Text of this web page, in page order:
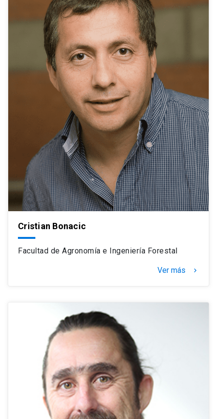
Cristian Bonacic
Facultad de Agronomía e Ingeniería Forestal
Ver más navigate_next